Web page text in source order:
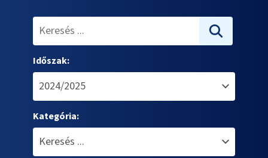
Időszak:
Kategória: